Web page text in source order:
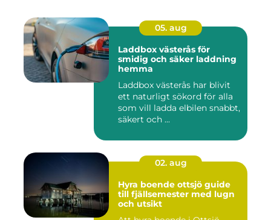
05. aug
Laddbox västerås för
smidig och säker laddning
hemma
Laddbox västerås har blivit
ett naturligt sökord för alla
som vill ladda elbilen snabbt,
säkert och ...
02. aug
Hyra boende ottsjö guide
till fjällsemester med lugn
och utsikt